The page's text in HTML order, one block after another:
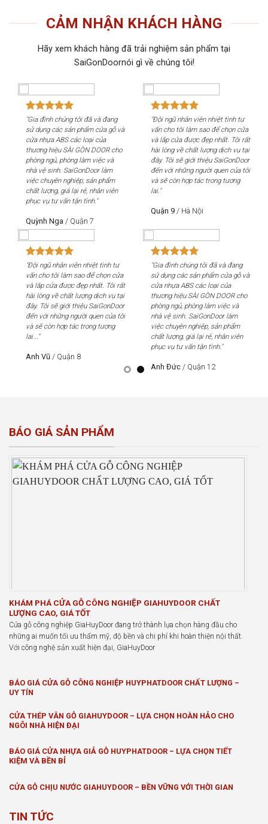
CẢM NHẬN KHÁCH HÀNG
Hãy xem khách hàng đã trải nghiệm sản phẩm tại
SaiGonDoornói gì về chúng tôi!
"Gia đình chúng tôi đã và đang
sử dụng các sản phẩm cửa gỗ và
cửa nhựa ABS các loại của
thương hiệu SÀI GÒN DOOR cho
phòng ngủ, phòng làm việc và
nhà vệ sinh. SaiGonDoor làm
việc chuyên nghiệp, sản phẩm
chất lượng, giá lại rẻ, nhân viên
phục vụ tư vấn tận tình."
Quỳnh Nga / Quận 7
"Đội ngũ nhân viên nhiệt tình tư
vấn cho tôi làm sao để chọn cửa
và lắp cửa được đẹp nhất. Tôi rất
hài lòng về chất lượng dịch vụ tại
đây. Tôi sẽ giới thiệu SaiGonDoor
đến với những người quen của tôi
và sẽ còn hợp tác trong tương
lai."
Quận 9 / Hà Nội
"Đội ngũ nhân viên nhiệt tình tư
vấn cho tôi làm sao để chọn cửa
và lắp cửa được đẹp nhất. Tôi rất
hài lòng về chất lượng dịch vụ tại
đây. Tôi sẽ giới thiệu SaiGonDoor
đến với những người quen của tôi
và sẽ còn hợp tác trong tương
lai..."
Anh Vũ / Quận 8
"Gia đình chúng tôi đã và đang
sử dụng các sản phẩm cửa gỗ và
cửa nhựa ABS các loại của
thương hiệu SÀI GÒN DOOR cho
phòng ngủ, phòng làm việc và
nhà vệ sinh. SaiGonDoor làm
việc chuyên nghiệp, sản phẩm
chất lượng, giá lại rẻ, nhân viên
phục vụ tư vấn tận tình."
Anh Đức / Quận 12
BÁO GIÁ SẢN PHẨM
KHÁM PHÁ CỬA GỖ CÔNG NGHIỆP GIAHUYDOOR CHẤT
LƯỢNG CAO, GIÁ TỐT
Cửa gỗ công nghiệp GiaHuyDoor đang trở thành lựa chọn hàng đầu cho
những ai muốn tối ưu thẩm mỹ, độ bền và chi phí khi hoàn thiện nội thất.
Với công nghệ sản xuất hiện đại, GiaHuyDoor
BÁO GIÁ CỬA GỖ CÔNG NGHIỆP HUYPHATDOOR CHẤT LƯỢNG –
UY TÍN
CỬA THÉP VÂN GỖ GIAHUYDOOR – LỰA CHỌN HOÀN HẢO CHO
NGÔI NHÀ HIỆN ĐẠI
BÁO GIÁ CỬA NHỰA GIẢ GỖ HUYPHATDOOR – LỰA CHỌN TIẾT
KIỆM VÀ BỀN BỈ
CỬA GỖ CHỊU NƯỚC GIAHUYDOOR – BỀN VỮNG VỚI THỜI GIAN
TIN TỨC